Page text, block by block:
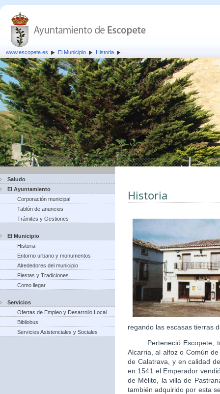
www.escopete.es El Municipio Historia
Saludo
El Ayuntamiento
Corporación municipal
Tablón de anuncios
Trámites y Gestiones
El Municipio
Historia
Entorno urbano y monumentos
Alrededores del municipio
Fiestas y Tradiciones
Como llegar
Servicios
Ofertas de Empleo y Desarrollo Local
Bibliobus
Servicios Asistenciales y Sociales
Historia
regando las escasas tierras
Perteneció Escopete,
Alcarria, al alfoz o Común
de Calatrava, y en calidad
en 1541 el Emperador
de Mélito, la villa de
también adquirido por esta